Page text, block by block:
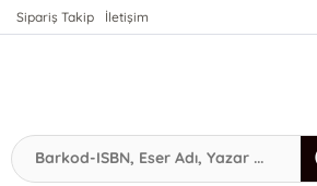
Sipariş Takip İletişim